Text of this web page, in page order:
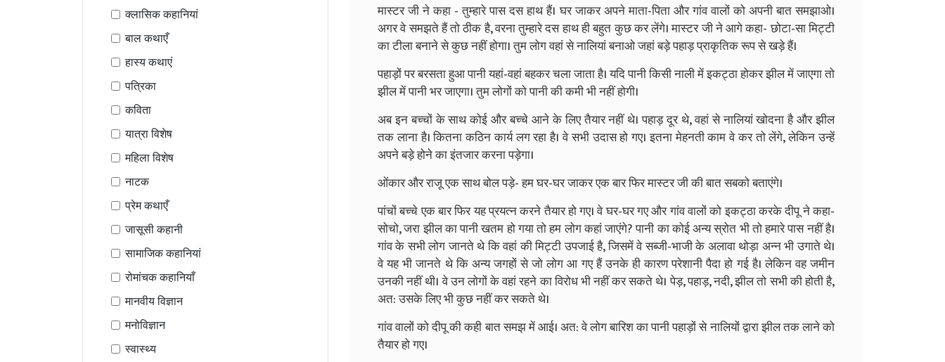
क्लासिक कहानियां
बाल कथाएँ
हास्य कथाएं
पत्रिका
कविता
यात्रा विशेष
महिला विशेष
नाटक
प्रेम कथाएँ
जासूसी कहानी
सामाजिक कहानियां
रोमांचक कहानियाँ
मानवीय विज्ञान
मनोविज्ञान
स्वास्थ्य
मास्टर जी ने कहा - तुम्हारे पास दस हाथ हैं। घर जाकर अपने माता-पिता और गांव वालों को अपनी बात समझाओ।
अगर वे समझते हैं तो ठीक है, वरना तुम्हारे दस हाथ ही बहुत कुछ कर लेंगे। मास्टर जी ने आगे कहा- छोटा-सा मिट्टी
का टीला बनाने से कुछ नहीं होगा। तुम लोग वहां से नालियां बनाओ जहां बड़े पहाड़ प्राकृतिक रूप से खड़े हैं।
पहाड़ों पर बरसता हुआ पानी यहां-वहां बहकर चला जाता है। यदि पानी किसी नाली में इकट्ठा होकर झील में जाएगा तो
झील में पानी भर जाएगा। तुम लोगों को पानी की कमी भी नहीं होगी।
अब इन बच्चों के साथ कोई और बच्चे आने के लिए तैयार नहीं थे। पहाड़ दूर थे, वहां से नालियां खोदना है और झील
तक लाना है। कितना कठिन कार्य लग रहा है। वे सभी उदास हो गए। इतना मेहनती काम वे कर तो लेंगे, लेकिन उन्हें
अपने बड़े होने का इंतजार करना पड़ेगा।
ओंकार और राजू एक साथ बोल पड़े- हम घर-घर जाकर एक बार फिर मास्टर जी की बात सबको बताएंगे।
पांचों बच्चे एक बार फिर यह प्रयत्न करने तैयार हो गए। वे घर-घर गए और गांव वालों को इकट्ठा करके दीपू ने कहा-
सोचो, जरा झील का पानी खतम हो गया तो हम लोग कहां जाएंगे? पानी का कोई अन्य स्रोत भी तो हमारे पास नहीं है।
गांव के सभी लोग जानते थे कि वहां की मिट्टी उपजाई है, जिसमें वे सब्जी-भाजी के अलावा थोड़ा अन्न भी उगाते थे।
वे यह भी जानते थे कि अन्य जगहों से जो लोग आ गए हैं उनके ही कारण परेशानी पैदा हो गई है। लेकिन वह जमीन
उनकी नहीं थी। वे उन लोगों के वहां रहने का विरोध भी नहीं कर सकते थे। पेड़, पहाड़, नदी, झील तो सभी की होती है,
अत: उसके लिए भी कुछ नहीं कर सकते थे।
गांव वालों को दीपू की कही बात समझ में आई। अत: वे लोग बारिश का पानी पहाड़ों से नालियों द्वारा झील तक लाने को
तैयार हो गए।